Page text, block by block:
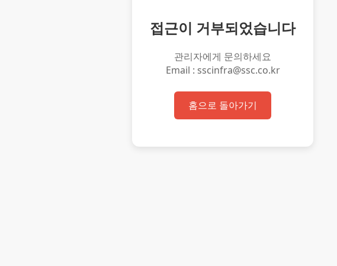
접근이 거부되었습니다
관리자에게 문의하세요
Email : sscinfra@ssc.co.kr
홈으로 돌아가기